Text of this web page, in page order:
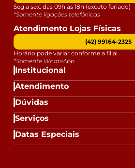
Institucional
Atendimento
Dúvidas
Serviços
Datas Especiais
Seg a sex. das 09h às 18h (exceto feriado)
*Somente ligações telefônicas
Atendimento Lojas Físicas
(42) 99164-2325
Horário pode variar conforme a filial
*Somente WhatsApp